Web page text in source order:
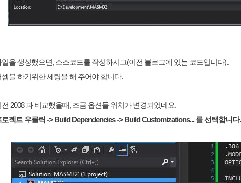
일을 생성했으면, 소스코드를 작성하시고(이전 블로그에 있는 코드입니다)..
셈블 하기위한 세팅을 해 주어야 합니다.
전 2008 과 비교했을때, 조금 옵션들 위치가 변경되었네요.
로젝트 우클릭 -> Build Dependencies -> Build Customizations... 를 선택합니다.